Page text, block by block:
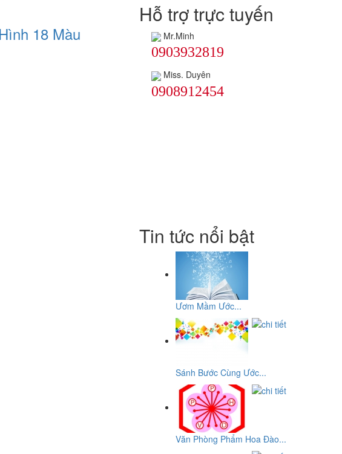
18 Màu
Hỗ trợ trực tuyến
Mr.Minh
0903932819
Miss. Duyên
0908912454
Tin tức nổi bật
Ươm Mầm Ước...
Sánh Bước Cùng Ước...
Văn Phòng Phẩm Hoa Đào...